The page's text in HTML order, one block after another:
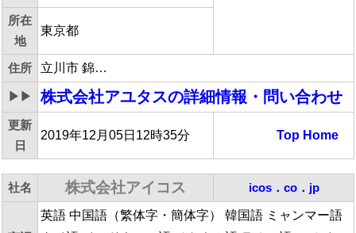
所在
地
東京都
住所 立川市 錦…
▶▶ 株式会社アユタスの詳細情報・問い合わせ
更新
日
2019年12月05日12時35分 Top Home
社名 株式会社アイコス icos．co．jp
英語 中国語（繁体字・簡体字） 韓国語 ミャンマー語